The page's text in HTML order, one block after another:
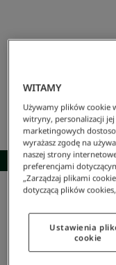
Przycięta bluza z
NAJNIŻSZA CENA Z 30 DNI:
WITAMY
Używamy plików cookie
witryny, personalizacji
marketingowych
wyrażasz zgodę na
naszej strony
preferencjami
„Zarządzaj plikami
dotyczącą plików
Ustawienia
cookie